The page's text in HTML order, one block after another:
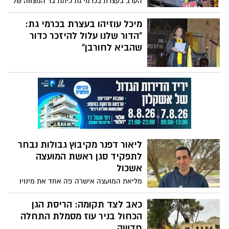
בשארה, מנהלת "פועלים בקהילה", ונעמה
הלוי-פאר, מנהלת המרכז לבנקאות חברתית,
שתיהן מבנק הפועלים.
חבריו.
קיבוץ בארי הדליקה נר חנוכה. נשא דברים
אחיין של אוהד בן עמי, שעולה לתורה בעוד
שבועיים
מיכל עוזיהו בעצרת בכרמי גת:
"הדור שלנו עלול להיזכר כדור
שהביא לחורבן"
ליאור דפנר מקיבוץ גבולות נבחר
לתפקיד סגן ראשת המועצה
אשכול
מליאת המועצה אישרה פה אחד את מינויו
של ליאור דפנר לתפקיד סגן ראש המועצה.
דפנר, שנולד וגדל בגבולות, מביא עימו חזון
של צמיחה והתחדשות, לצד מחויבות עמוקה
לשיקום היישובים והחזרת החטופים הביתה.
כאב לצד תקומה: הריסת הגן
הכחול בניר עוז מסמלת התחלה